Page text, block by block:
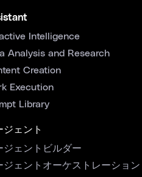
Intelligence
Analysis and Research
Creation
Execution
Library
ジェント
ジェントビルダー
ジェントオーケストレーション